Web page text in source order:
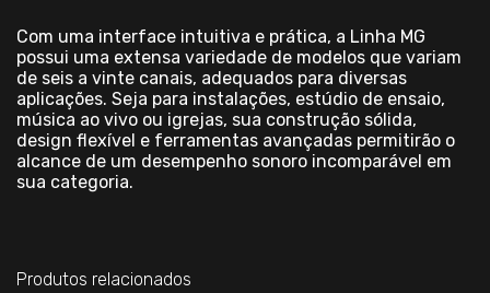
Com uma interface intuitiva e prática, a Linha MG
possui uma extensa variedade de modelos que variam
de seis a vinte canais, adequados para diversas
aplicações. Seja para instalações, estúdio de ensaio,
música ao vivo ou igrejas, sua construção sólida,
design flexível e ferramentas avançadas permitirão o
alcance de um desempenho sonoro incomparável em
sua categoria.
Produtos relacionados